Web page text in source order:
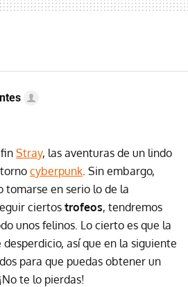
Stray, las aventuras de un lindo
cyberpunk . Sin embargo,
tomarse en serio lo de la
ciertos trofeos, tendremos
unos felinos. Lo cierto es que la
así que en la siguiente
para que puedas obtener un
te lo pierdas!